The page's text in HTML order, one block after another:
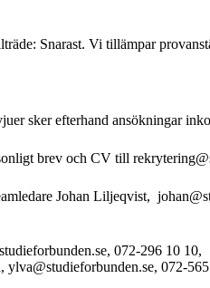
Snarast. Vi tillämpar
sker efterhand ansökningar
brev och CV till
Johan Liljeqvist,
072-296 10 10,
072-